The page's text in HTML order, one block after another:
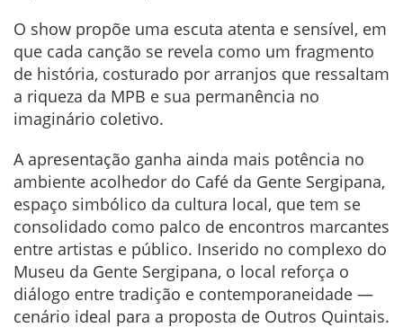
O show propõe uma escuta atenta e sensível, em
que cada canção se revela como um fragmento
de história, costurado por arranjos que ressaltam
a riqueza da MPB e sua permanência no
imaginário coletivo.
A apresentação ganha ainda mais potência no
ambiente acolhedor do Café da Gente Sergipana,
espaço simbólico da cultura local, que tem se
consolidado como palco de encontros marcantes
entre artistas e público. Inserido no complexo do
Museu da Gente Sergipana, o local reforça o
diálogo entre tradição e contemporaneidade —
cenário ideal para a proposta de Outros Quintais.